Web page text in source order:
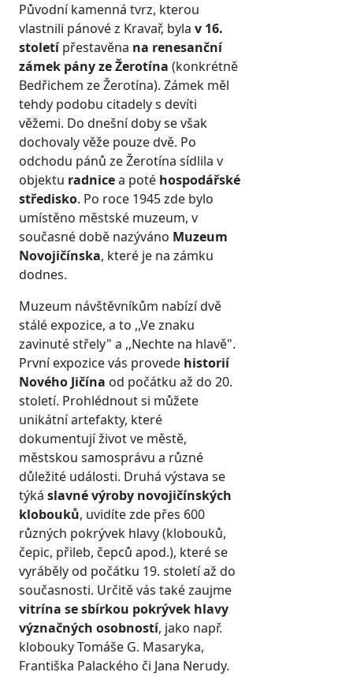
Původní kamenná tvrz, kterou
vlastnili pánové z Kravař, byla v 16.
stoletípřestavěna na renesanční
zámek pány ze Žerotína (konkrétně
Bedřichem ze Žerotína). Zámek měl
tehdy podobu citadely s devíti
věžemi. Do dnešní doby se však
dochovaly věže pouze dvě. Po
odchodu pánů ze Žerotína sídlila v
objektu radnicea poté hospodářské
středisko. Po roce 1945 zde bylo
umístěno městské muzeum, v
současné době nazýváno Muzeum
Novojičínska, které je na zámku
dodnes.
Muzeum návštěvníkům nabízí dvě
stálé expozice, a to ,,Ve znaku
zavinuté střely" a ,,Nechte na hlavě".
První expozice vás provede historií
Nového Jičína od počátku až do 20.
století. Prohlédnout si můžete
unikátní artefakty, které
dokumentují život ve městě,
městskou samosprávu a různé
důležité události. Druhá výstava se
týká slavné výroby novojičínských
klobouků, uvidíte zde přes 600
různých pokrývek hlavy (klobouků,
čepic, přileb, čepců apod.), které se
vyráběly od počátku 19. století až do
současnosti. Určitě vás také zaujme
vitrína se sbírkou pokrývek hlavy
význačných osobností, jako např.
klobouky Tomáše G. Masaryka,
Františka Palackého či Jana Nerudy.